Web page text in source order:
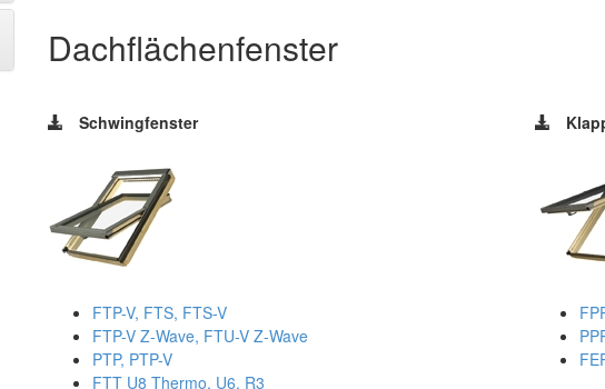
Dachflächenfenster
Schwingfenster
FTP-V, FTS, FTS-V
FTP-V Z-Wave, FTU-V Z-Wave
PTP, PTP-V
FTT U8 Thermo, U6, R3